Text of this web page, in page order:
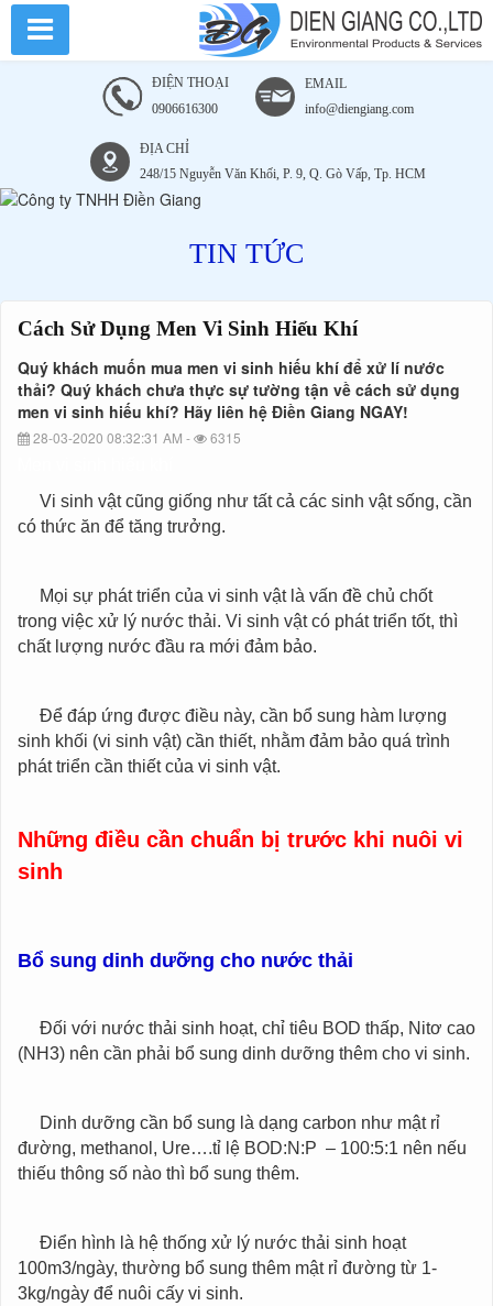
Cách
Sử
Vi
Khí
Cách
Sử
Sinh
Cách
Sử
Dụng
Hiếu
Khí
Cách
Dụng
Cách
Dụng
Men
Cách
Dụng
Men
Vi
ĐIỆN THOẠI
0906616300
EMAIL
info@diengiang.com
ĐỊA CHỈ
248/15 Nguyễn Văn Khối, P. 9, Q. Gò Vấp, Tp. HCM
TIN TỨC
Cách Sử Dụng Men Vi Sinh Hiếu Khí
Quý khách muốn mua men vi sinh hiếu khí để xử lí nước
thải? Quý khách chưa thực sự tường tận về cách sử dụng
men vi sinh hiếu khí? Hãy liên hệ Điền Giang NGAY!
28-03-2020 08:32:31 AM -
6315
Vi sinh vật cũng giống như tất cả các sinh vật sống, cần
có thức ăn để tăng trưởng.
Mọi sự phát triển của vi sinh vật là vấn đề chủ chốt
trong việc xử lý nước thải. Vi sinh vật có phát triển tốt, thì
chất lượng nước đầu ra mới đảm bảo.
Để đáp ứng được điều này, cần bổ sung hàm lượng
sinh khối (vi sinh vật) cần thiết, nhằm đảm bảo quá trình
phát triển cần thiết của vi sinh vật.
Những điều cần chuẩn bị trước khi nuôi vi
sinh
Bổ sung dinh dưỡng cho nước thải
Đối với nước thải sinh hoạt, chỉ tiêu BOD thấp, Nitơ cao
(NH3) nên cần phải bổ sung dinh dưỡng thêm cho vi sinh.
Dinh dưỡng cần bổ sung là dạng carbon như mật rỉ
đường, methanol, Ure….tỉ lệ BOD:N:P – 100:5:1 nên nếu
thiếu thông số nào thì bổ sung thêm.
Điển hình là hệ thống xử lý nước thải sinh hoạt
100m3/ngày, thường bổ sung thêm mật rỉ đường từ 1-
3kg/ngày để nuôi cấy vi sinh.